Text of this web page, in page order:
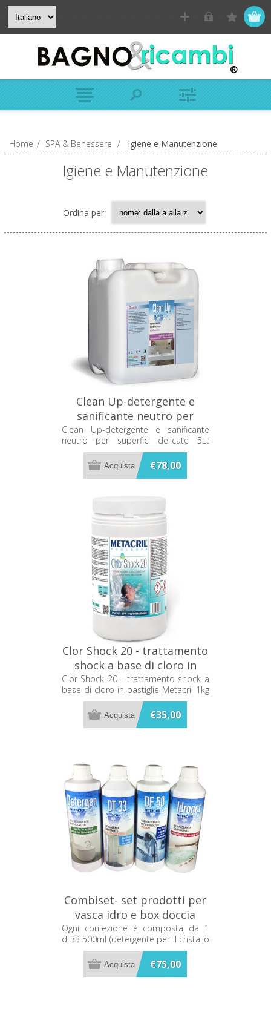
Home / SPA & Benessere / Igiene e Manutenzione
Igiene e Manutenzione
Ordina per
Clean Up-detergente e
sanificante neutro per
superfici delicate 5Lt
Metacril 12205001
Clean Up-detergente e sanificante
neutro per superfici delicate 5Lt
Metacril 12205001
€78,00
Clor Shock 20 - trattamento
shock a base di cloro in
pastiglie Metacril 1kg
40501001
Clor Shock 20 - trattamento shock a
base di cloro in pastiglie Metacril 1kg
40501001
€35,00
Combiset- set prodotti per
vasca idro e box doccia
Metacril C081
Ogni confezione è composta da 1
dt33 500ml (detergente per il cristallo
del box doccia) e 1 df50 500ml.
(disincrostante per superfici acriliche
e parti cromate), 1 detergen 500ml.
€75,00